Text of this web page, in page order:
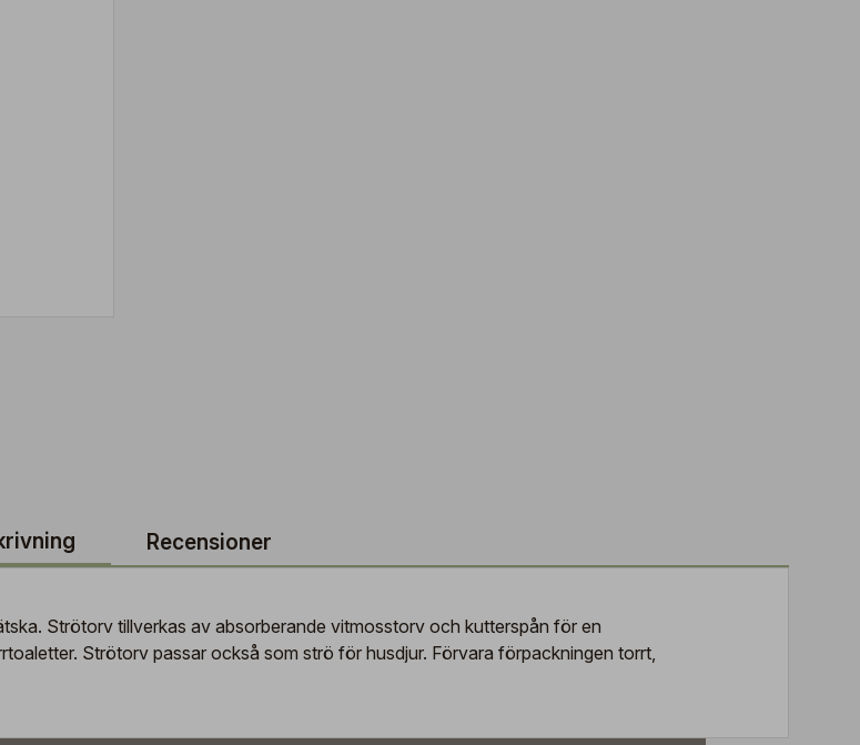
Recensioner
Strötorv tillverkas av absorberande vitmosstorv och kutterspån för en
Strötorv passar också som strö för husdjur. Förvara förpackningen torrt,